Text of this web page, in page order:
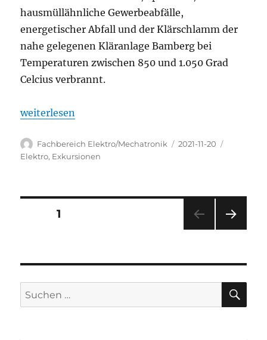
hausmüllähnliche Gewerbeabfälle,
energetischer Abfall und der Klärschlamm der
nahe gelegenen Kläranlage Bamberg bei
Temperaturen zwischen 850 und 1.050 Grad
Celcius verbrannt.
„Aus Müll wird Strom – Exkursion zum
weiterlesen
Autor
Fachbereich Elektro/Mechatronik
Veröffentlicht
2021-11-20
Elektro, Exkursionen
Seitennummerierung
Beiträge
SEITE1
E
Suchen
nach: